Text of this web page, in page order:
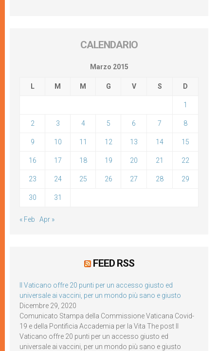
CALENDARIO
Marzo 2015
L M M G V S D
1
2 3 4 5 6 7 8
9 10 11 12 13 14 15
16 17 18 19 20 21 22
23 24 25 26 27 28 29
30 31
« Feb Apr »
FEED RSS
Il Vaticano offre 20 punti per un accesso giusto ed
universale ai vaccini, per un mondo più sano e giusto
Dicembre 29, 2020
Comunicato Stampa della Commissione Vaticana Covid-
19 e della Pontificia Accademia per la Vita The post Il
Vaticano offre 20 punti per un accesso giusto ed
universale ai vaccini, per un mondo più sano e giusto